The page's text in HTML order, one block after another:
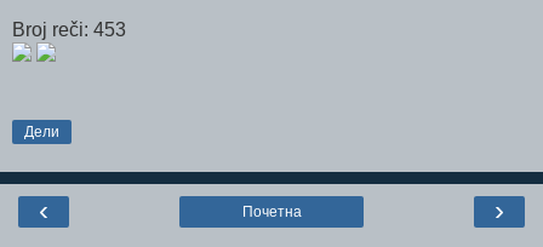
Broj reči: 453
Дели
‹ ›
Почетна